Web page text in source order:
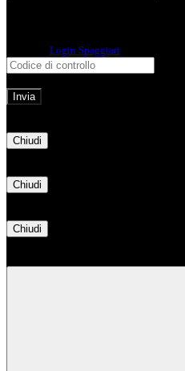
Login Spaggiari
Chiudi
Chiudi
Chiudi